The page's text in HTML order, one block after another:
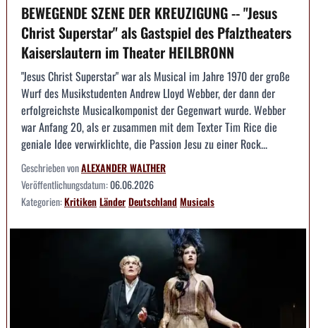
BEWEGENDE SZENE DER KREUZIGUNG -- "Jesus
Christ Superstar" als Gastspiel des Pfalztheaters
Kaiserslautern im Theater HEILBRONN
"Jesus Christ Superstar" war als Musical im Jahre 1970 der große
Wurf des Musikstudenten Andrew Lloyd Webber, der dann der
erfolgreichste Musicalkomponist der Gegenwart wurde. Webber
war Anfang 20, als er zusammen mit dem Texter Tim Rice die
geniale Idee verwirklichte, die Passion Jesu zu einer Rock...
Geschrieben vonALEXANDER WALTHER
Veröffentlichungsdatum:06.06.2026
Kategorien:KritikenLänderDeutschlandMusicals